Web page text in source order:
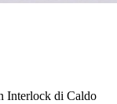
Interlock di Caldo